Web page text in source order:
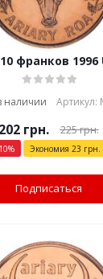
франков 1996
наличии Артикул:
202грн. 225грн.
10% Экономия 23 грн.
Подписаться